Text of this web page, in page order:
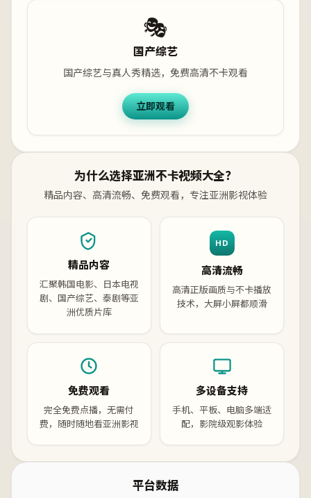
🎭
国产综艺
国产综艺与真人秀精选，免费高清不卡观看
立即观看
为什么选择亚洲不卡视频大全？
精品内容、高清流畅、免费观看，专注亚洲影视体验
精品内容
汇聚韩国电影、日本电视
剧、国产综艺、泰剧等亚
洲优质片库
HD
高清流畅
高清正版画质与不卡播放
技术，大屏小屏都顺滑
免费观看
完全免费点播，无需付
费，随时随地看亚洲影视
多设备支持
手机、平板、电脑多端适
配，影院级观影体验
平台数据